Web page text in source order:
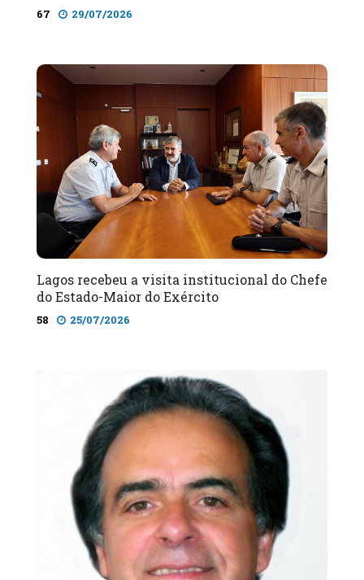
67 29/07/2026
Lagos recebeu a visita institucional do Chefe
do Estado-Maior do Exército
58 25/07/2026